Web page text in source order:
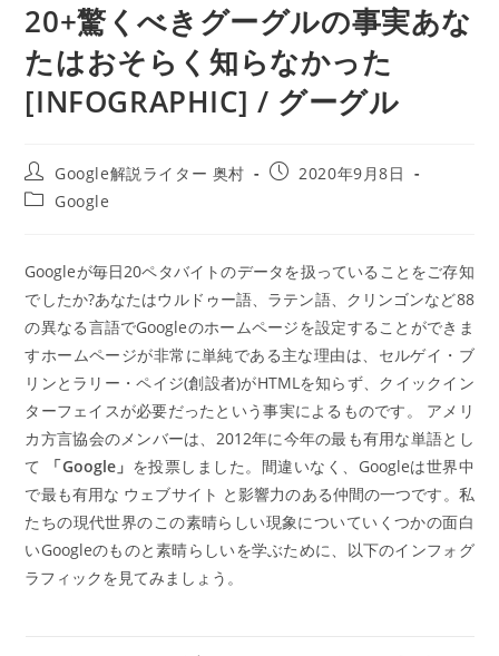
20+驚くべきグーグルの事実あな
たはおそらく知らなかった
[INFOGRAPHIC] / グーグル
投
稿
者:
Google解説ライター 奥村
投
2020年9月8日
投
テ
ゴ
リ
ー:
Google
Googleが毎日20ペタバイトのデータを扱っていることをご存知
でしたか?あなたはウルドゥー語、ラテン語、クリンゴンなど88
の異なる言語でGoogleのホームページを設定することができま
すホームページが非常に単純である主な理由は、セルゲイ・ブ
リンとラリー・ペイジ(創設者)がHTMLを知らず、クイックイン
ターフェイスが必要だったという事実によるものです。 アメリ
カ方言協会のメンバーは、2012年に今年の最も有用な単語とし
て
「Google」 を投票しました。間違いなく、Googleは世界中
で最も有用な ウェブサイト と影響力のある仲間の一つです。私
たちの現代世界のこの素晴らしい現象についていくつかの面白
いGoogleのものと素晴らしいを学ぶために、以下のインフォグ
ラフィックを見てみましょう。